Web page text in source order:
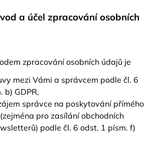
a účel zpracování osobních
zpracování osobních údajů je
mezi Vámi a správcem podle čl. 6
b) GDPR,
správce na poskytování přímého
pro zasílání obchodních
podle čl. 6 odst. 1 písm. f)